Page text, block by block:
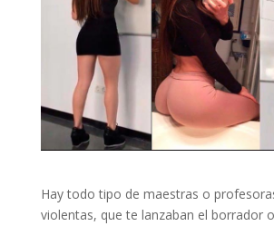
Hay todo tipo de maestras o
violentas, que te lanzaban el borrador